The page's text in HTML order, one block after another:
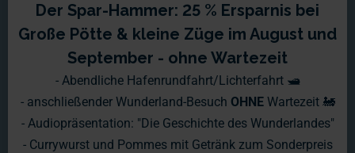
Wochenbericht Nr. 1305
Ein neuer Montag und ein neuer
Wochenbericht.
Der Spar-Hammer: 25 % Ersparnis bei
Große Pötte & kleine Züge im August und
September - ohne Wartezeit
- Abendliche Hafenrundfahrt/Lichterfahrt 🛥️
- anschließender Wunderland-Besuch OHNE Wartezeit 🚂
- Audiopräsentation: "Die Geschichte des Wunderlandes"
- Currywurst und Pommes mit Getränk zum Sonderpreis